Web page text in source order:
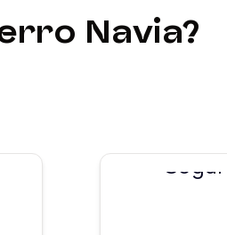
Navia?